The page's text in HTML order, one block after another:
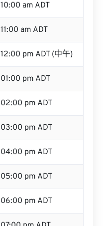
10:00 am ADT
11:00 am ADT
12:00 pm ADT (中午)
01:00 pm ADT
02:00 pm ADT
03:00 pm ADT
04:00 pm ADT
05:00 pm ADT
06:00 pm ADT